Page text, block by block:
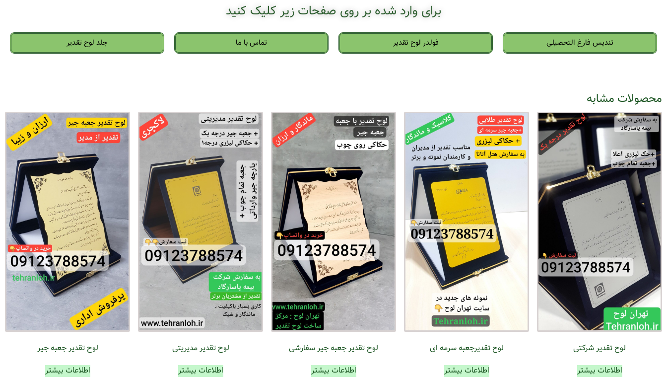
برای وارد شده بر روی صفحات زیر کلیک کنید
تندیس فارغ التحصیلی فولدر لوح تقدیر تماس با ما جلد لوح تقدیر
محصولات مشابه
لوح تقدیر شرکتی
اطلاعات بیشتر
لوح تقدیرجعبه سرمه ای
اطلاعات بیشتر
لوح تقدیر جعبه جیر سفارشی
اطلاعات بیشتر
لوح تقدیر مدیریتی
اطلاعات بیشتر
لوح تقدیر جعبه جیر
اطلاعات بیشتر